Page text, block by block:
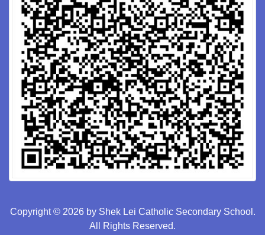
Copyright © 2026 by Shek Lei Catholic Secondary School.
All Rights Reserved.